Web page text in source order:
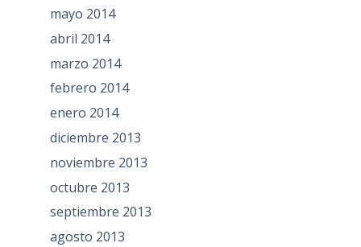
mayo 2014
abril 2014
marzo 2014
febrero 2014
enero 2014
diciembre 2013
noviembre 2013
octubre 2013
septiembre 2013
agosto 2013